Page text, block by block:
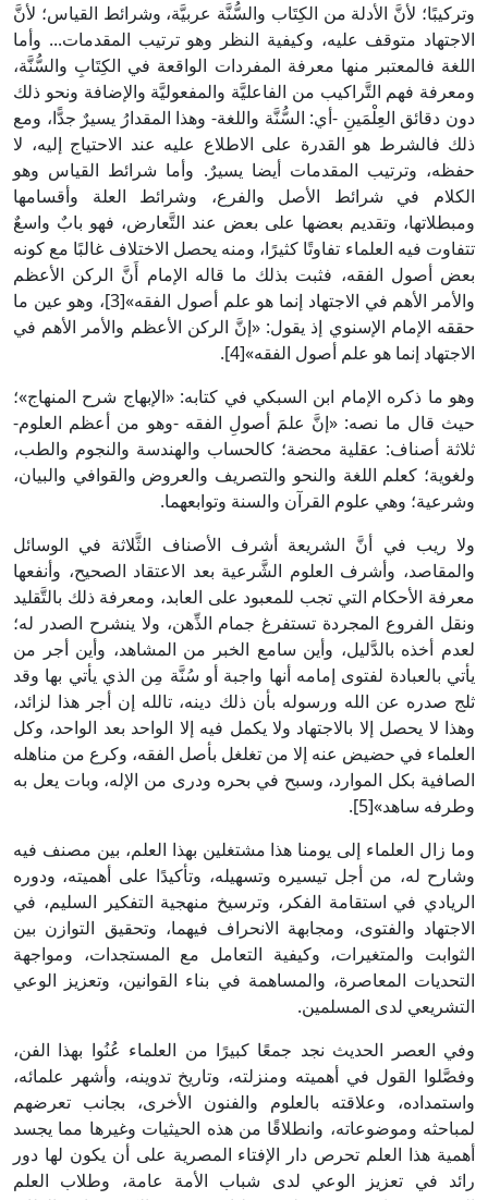
وتركيبًا؛ لأنَّ الأدلة من الكِتَاب والسُّنَّة عربيَّة، وشرائط القياس؛ لأنَّ
الاجتهاد متوقف عليه، وكيفية النظر وهو ترتيب المقدمات... وأما
اللغة فالمعتبر منها معرفة المفردات الواقعة في الكِتَابِ والسُّنَّة،
ومعرفة فهم التَّراكيب من الفاعليَّة والمفعوليَّة والإضافة ونحو ذلك
دون دقائق العِلْمَينِ -أي: السُّنَّة واللغة- وهذا المقدارُ يسيرٌ جدًّا، ومع
ذلك فالشرط هو القدرة على الاطلاع عليه عند الاحتياج إليه، لا
حفظه، وترتيب المقدمات أيضا يسيرٌ. وأما شرائط القياس وهو
الكلام في شرائط الأصل والفرع، وشرائط العلة وأقسامها
ومبطلاتها، وتقديم بعضها على بعض عند التَّعارض، فهو بابٌ واسعٌ
تتفاوت فيه العلماء تفاوتًا كثيرًا، ومنه يحصل الاختلاف غالبًا مع كونه
بعض أصول الفقه، فثبت بذلك ما قاله الإمام أَنَّ الركن الأعظم
والأمر الأهم في الاجتهاد إنما هو علم أصول الفقه»[3]، وهو عين ما
حققه الإمام الإسنوي إذ يقول: «إنَّ الركن الأعظم والأمر الأهم في
الاجتهاد إنما هو علم أصول الفقه»[4].
وهو ما ذكره الإمام ابن السبكي في كتابه: «الإبهاج شرح المنهاج»؛
حيث قال ما نصه: «إنَّ علمَ أصولِ الفقه -وهو من أعظم العلوم-
ثلاثة أصناف: عقلية محضة؛ كالحساب والهندسة والنجوم والطب،
ولغوية؛ كعلم اللغة والنحو والتصريف والعروض والقوافي والبيان،
وشرعية؛ وهي علوم القرآن والسنة وتوابعهما.
ولا ريب في أنَّ الشريعة أشرف الأصناف الثَّلاثة في الوسائل
والمقاصد، وأشرف العلوم الشَّرعية بعد الاعتقاد الصحيح، وأنفعها
معرفة الأحكام التي تجب للمعبود على العابد، ومعرفة ذلك بالتَّقليد
ونقل الفروع المجردة تستفرغ جمام الذِّهن، ولا ينشرح الصدر له؛
لعدم أخذه بالدَّليل، وأين سامع الخبر من المشاهد، وأين أجر من
يأتي بالعبادة لفتوى إمامه أنها واجبة أو سُنَّة مِن الذي يأتي بها وقد
ثلج صدره عن الله ورسوله بأن ذلك دينه، تالله إن أجر هذا لزائد،
وهذا لا يحصل إلا بالاجتهاد ولا يكمل فيه إلا الواحد بعد الواحد، وكل
العلماء في حضيض عنه إلا من تغلغل بأصل الفقه، وكرع من مناهله
الصافية بكل الموارد، وسبح في بحره ودرى من الإله، وبات يعل به
وطرفه ساهد»[5].
وما زال العلماء إلى يومنا هذا مشتغلين بهذا العلم، بين مصنف فيه
وشارح له، من أجل تيسيره وتسهيله، وتأكيدًا على أهميته، ودوره
الريادي في استقامة الفكر، وترسيخ منهجية التفكير السليم، في
الاجتهاد والفتوى، ومجابهة الانحراف فيهما، وتحقيق التوازن بين
الثوابت والمتغيرات، وكيفية التعامل مع المستجدات، ومواجهة
التحديات المعاصرة، والمساهمة في بناء القوانين، وتعزيز الوعي
التشريعي لدى المسلمين.
وفي العصر الحديث نجد جمعًا كبيرًا من العلماء عُنُوا بهذا الفن،
وفصَّلوا القول في أهميته ومنزلته، وتاريخ تدوينه، وأشهر علمائه،
واستمداده، وعلاقته بالعلوم والفنون الأخرى، بجانب تعرضهم
لمباحثه وموضوعاته، وانطلاقًا من هذه الحيثيات وغيرها مما يجسد
أهمية هذا العلم تحرص دار الإفتاء المصرية على أن يكون لها دور
رائد في تعزيز الوعي لدى شباب الأمة عامة، وطلاب العلم